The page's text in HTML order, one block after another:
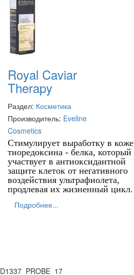
Royal Caviar
Therapy
Раздел: Косметика
Производитель: Eveline
Cosmetics
Стимулирует выработку в коже
тиоредоксина - белка, который
участвует в антиоксидантной
защите клеток от негативного
воздействия ультрафиолета,
продлевая их жизненный цикл.
Подробнее...